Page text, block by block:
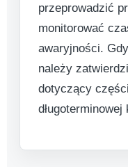
przeprowadzić
monitorować
awaryjności.
należy
dotyczący